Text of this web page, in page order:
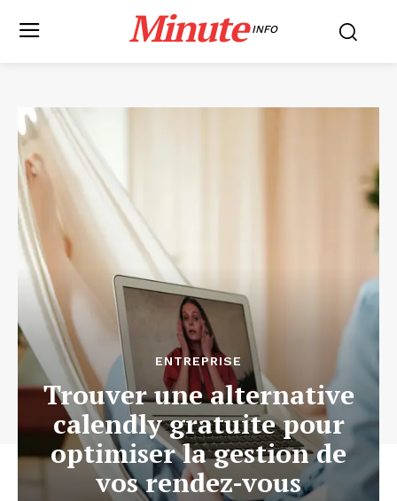
Minute INFO
ENTREPRISE
Trouver une alternative
calendly gratuite pour
optimiser la gestion de
vos rendez-vous